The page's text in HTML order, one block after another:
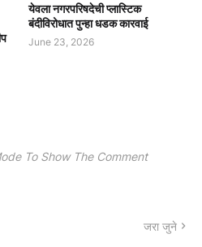
येवला नगरपरिषदेची प्लास्टिक
बंदीविरोधात पुन्हा धडक कारवाई
June 23, 2026
To Show The Comment
जरा जुने